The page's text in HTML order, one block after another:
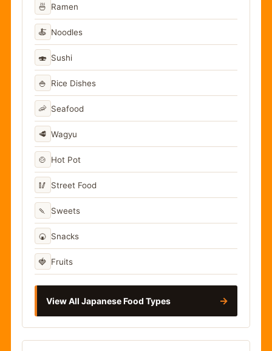
🍜 Ramen
🍝 Noodles
🍣 Sushi
🍚 Rice Dishes
🦐 Seafood
🥩 Wagyu
🍲 Hot Pot
🥢 Street Food
🍡 Sweets
🍘 Snacks
🍓 Fruits
View All Japanese Food Types →